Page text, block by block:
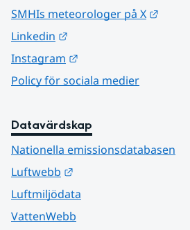
SMHIs meteorologer på X
Linkedin
Instagram
Policy för sociala medier
Datavärdskap
Nationella emissionsdatabasen
Luftwebb
Luftmiljödata
VattenWebb